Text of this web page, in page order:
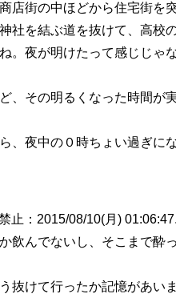
店街の中ほどから住宅街を
社を結ぶ道を抜けて、高校
。夜が明けたって感じじゃ
、その明るくなった時間が
、夜中の０時ちょい過ぎに
止：2015/08/10(月)
飲んでないし、そこまで酔
抜けて行ったか記憶があい